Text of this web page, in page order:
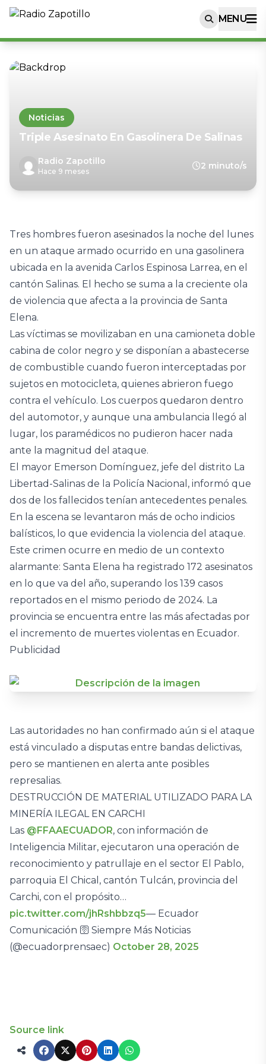
MENU
Noticias
Triple Asesinato En Gasolinera De Salinas
Radio Zapotillo
Hace 9 meses
2 minuto/s
Tres hombres fueron asesinados la noche del lunes
en un ataque armado ocurrido en una gasolinera
ubicada en la avenida Carlos Espinosa Larrea, en el
cantón Salinas. El hecho se suma a la creciente ola
de violencia que afecta a la provincia de Santa
Elena.
Las víctimas se movilizaban en una camioneta doble
cabina de color negro y se disponían a abastecerse
de combustible cuando fueron interceptadas por
sujetos en motocicleta, quienes abrieron fuego
contra el vehículo. Los cuerpos quedaron dentro
del automotor, y aunque una ambulancia llegó al
lugar, los paramédicos no pudieron hacer nada
ante la magnitud del ataque.
El mayor Emerson Domínguez, jefe del distrito La
Libertad-Salinas de la Policía Nacional, informó que
dos de los fallecidos tenían antecedentes penales.
En la escena se levantaron más de ocho indicios
balísticos, lo que evidencia la violencia del ataque.
Este crimen ocurre en medio de un contexto
alarmante: Santa Elena ha registrado 172 asesinatos
en lo que va del año, superando los 139 casos
reportados en el mismo periodo de 2024. La
provincia se encuentra entre las más afectadas por
el incremento de muertes violentas en Ecuador.
Publicidad
Las autoridades no han confirmado aún si el ataque
está vinculado a disputas entre bandas delictivas,
pero se mantienen en alerta ante posibles
represalias.
DESTRUCCIÓN DE MATERIAL UTILIZADO PARA LA
MINERÍA ILEGAL EN CARCHI
Las @FFAAECUADOR, con información de
Inteligencia Militar, ejecutaron una operación de
reconocimiento y patrullaje en el sector El Pablo,
parroquia El Chical, cantón Tulcán, provincia del
Carchi, con el propósito…
pic.twitter.com/jhRshbbzq5— Ecuador
Comunicación 🛜 Siempre Más Noticias
(@ecuadorprensaec) October 28, 2025
Source link